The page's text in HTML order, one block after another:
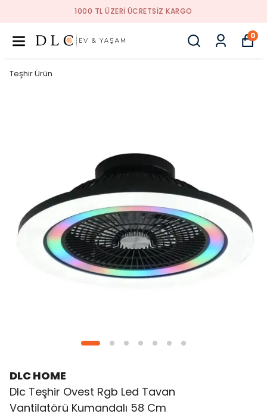
1000 TL ÜZERI ÜCRETSIZ KARGO
0
Teşhir Ürün
DLC HOME
Dlc Teşhir Ovest Rgb Led Tavan
Vantilatörü Kumandalı 58 Cm